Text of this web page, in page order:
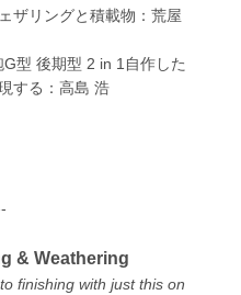
ザリングと積載物：荒屋
型 後期型 2 in 1自作した
する：高島 浩
& Weathering
finishing with just this on